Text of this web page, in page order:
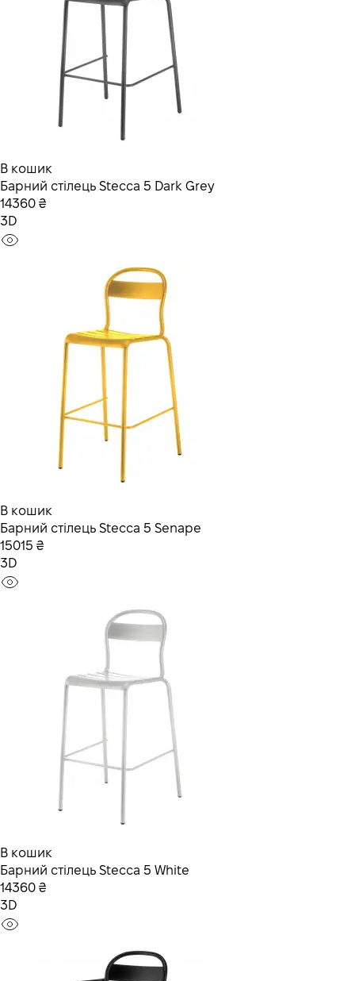
В кошик
Барний стілець Stecca 5 Dark Grey
14360 ₴
3D
В кошик
Барний стілець Stecca 5 Senape
15015 ₴
3D
В кошик
Барний стілець Stecca 5 White
14360 ₴
3D